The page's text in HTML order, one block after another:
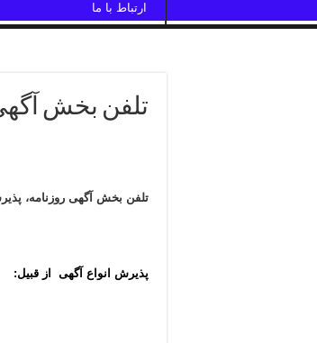
ارتباط با ما
تلفن بخش
تلفن بخش آگهی روزنامه،
پذیرش انواع آگهی از قبیل: